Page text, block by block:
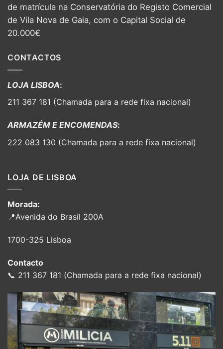
de matrícula na Conservatória do Registo Comercial
de Vila Nova de Gaia, com o Capital Social de
20.000€
CONTACTOS
LOJA LISBOA:
211 367 181 (Chamada para a rede fixa nacional)
ARMAZÉM E ENCOMENDAS:
222 083 130 (Chamada para a rede fixa nacional)
LOJA DE LISBOA
Morada:
📍Avenida do Brasil 200A
1700-325 Lisboa
Contacto
📞 211 367 181 (Chamada para a rede fixa nacional)